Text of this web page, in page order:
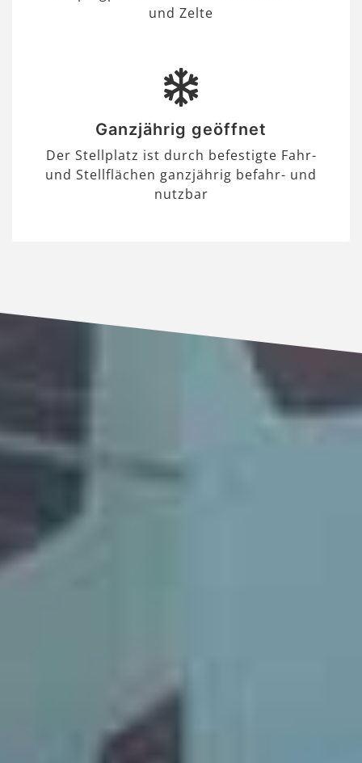
und Zelte
Ganzjährig geöffnet
Der Stellplatz ist durch befestigte Fahr-
und Stellflächen ganzjährig befahr- und
nutzbar